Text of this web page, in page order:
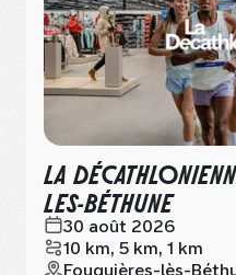
LA
LES-BÉTHUNE
30 août 2026
10 km, 5 km, 1 km
Fouquières-lès-